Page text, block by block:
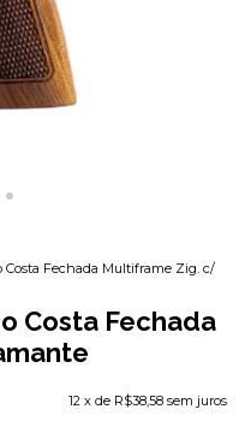
Costa Fechada Multiframe Zig. c/
Costa Fechada
12 x de R$38,58 sem juros